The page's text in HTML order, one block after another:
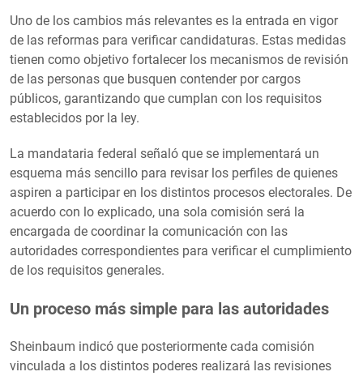
Uno de los cambios más relevantes es la entrada en vigor
de las reformas para verificar candidaturas. Estas medidas
tienen como objetivo fortalecer los mecanismos de revisión
de las personas que busquen contender por cargos
públicos, garantizando que cumplan con los requisitos
establecidos por la ley.
La mandataria federal señaló que se implementará un
esquema más sencillo para revisar los perfiles de quienes
aspiren a participar en los distintos procesos electorales. De
acuerdo con lo explicado, una sola comisión será la
encargada de coordinar la comunicación con las
autoridades correspondientes para verificar el cumplimiento
de los requisitos generales.
Un proceso más simple para las autoridades
Sheinbaum indicó que posteriormente cada comisión
vinculada a los distintos poderes realizará las revisiones